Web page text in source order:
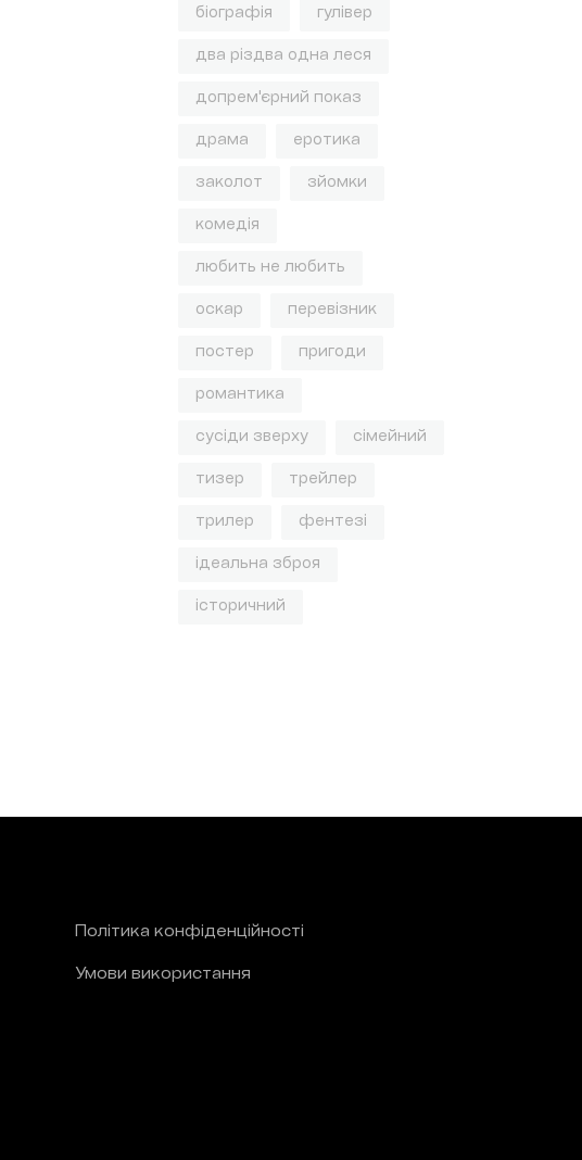
біографія гулівер
два різдва одна леся
допрем'єрний показ
драма еротика
заколот зйомки
комедія
любить не любить
оскар перевізник
постер пригоди
романтика
сусіди зверху сімейний
тизер трейлер
трилер фентезі
ідеальна зброя
історичний
Політика конфіденційності
Умови використання